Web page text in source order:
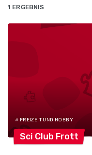
1 ERGEBNIS
# FREIZEIT UND HOBBY
Sci Club Frott